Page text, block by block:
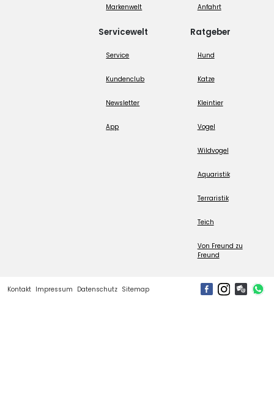
Markenwelt
Servicewelt
Service
Kundenclub
Newsletter
App
Anfahrt
Ratgeber
Hund
Katze
Kleintier
Vogel
Wildvogel
Aquaristik
Terraristik
Teich
Von Freund zu
Freund
Kontakt Impressum Datenschutz Sitemap